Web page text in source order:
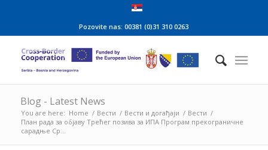
Pozovite nas: 00381 (0)31 310 0263
Blog - Latest News
You are here: Home / Вести / Вести и догађаји / Вести /
План рада за објаву Трећег позива за ИПА Програм прекограничне
сарадње Ср...